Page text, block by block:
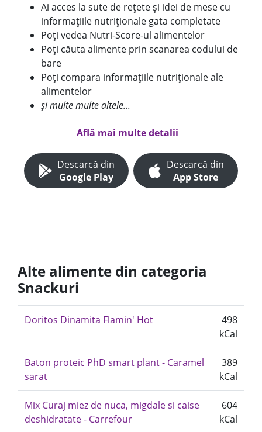
Ai acces la sute de rețete și idei de mese cu
informațiile nutriționale gata completate
Poți vedea Nutri-Score-ul alimentelor
Poți căuta alimente prin scanarea codului de
bare
Poți compara informațiile nutriționale ale
alimentelor
și multe multe altele...
Află mai multe detalii
Descarcă din
Google Play
Descarcă din
App Store
Alte alimente din categoria
Snackuri
Doritos Dinamita Flamin' Hot
498
kCal
Baton proteic PhD smart plant - Caramel
sarat
389
kCal
Mix Curaj miez de nuca, migdale si caise
deshidratate - Carrefour
604
kCal